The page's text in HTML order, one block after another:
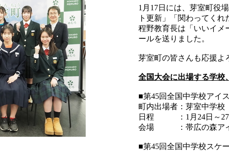
1月17日には、芽室町役
ト更新」「関わってく
程野教育長は「いいイメ
ールを送りました。
芽室町の皆さんも応援よ
全国大会に出場する学校
■第45回全国中学校アイ
町内出場者：芽室中学校
日程 ：1月24日～27
会場 ：帯広の森アイ
■第45回全国中学校スケ